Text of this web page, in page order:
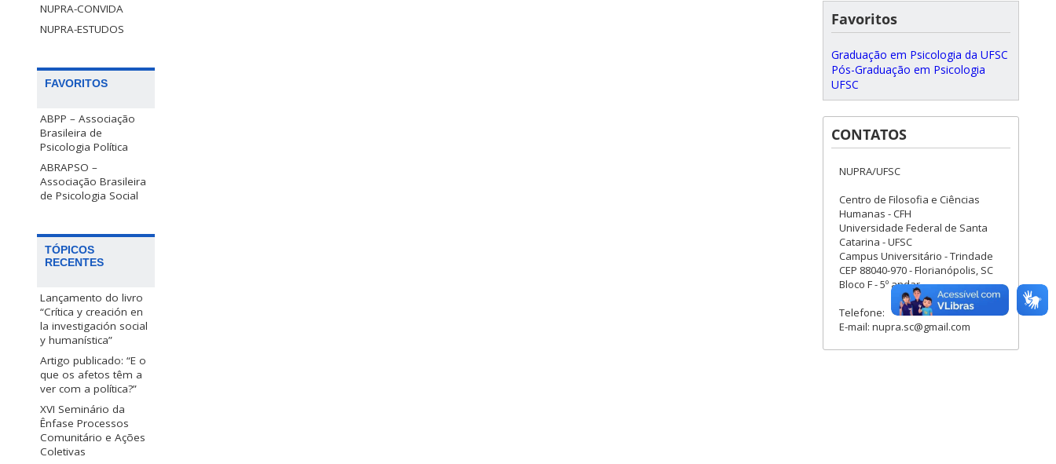
NUPRA-CONVIDA
NUPRA-ESTUDOS
FAVORITOS
ABPP – Associação
Brasileira de
Psicologia Política
ABRAPSO –
Associação Brasileira
de Psicologia Social
TÓPICOS
RECENTES
Lançamento do livro
“Crítica y creación en
la investigación social
y humanística”
Artigo publicado: “E o
que os afetos têm a
ver com a política?”
XVI Seminário da
Ênfase Processos
Comunitário e Ações
Coletivas
Favoritos
Graduação em Psicologia da UFSC
Pós-Graduação em Psicologia
UFSC
CONTATOS
NUPRA/UFSC
Centro de Filosofia e Ciências
Humanas - CFH
Universidade Federal de Santa
Catarina - UFSC
Campus Universitário - Trindade
CEP 88040-970 - Florianópolis, SC
Bloco F - 5º andar
Telefone:
E-mail: nupra.sc@gmail.com